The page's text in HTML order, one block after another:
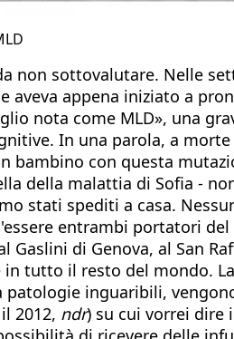
non sottovalutare. Nelle
appena iniziato a
nota come MLD», una
In una parola, a morte
con questa
della malattia di Sofia -
stati spediti a casa.
entrambi portatori
di Genova, al San
in tutto il resto del mondo.
patologie inguaribili,
2012, ndr) su cui vorrei dire